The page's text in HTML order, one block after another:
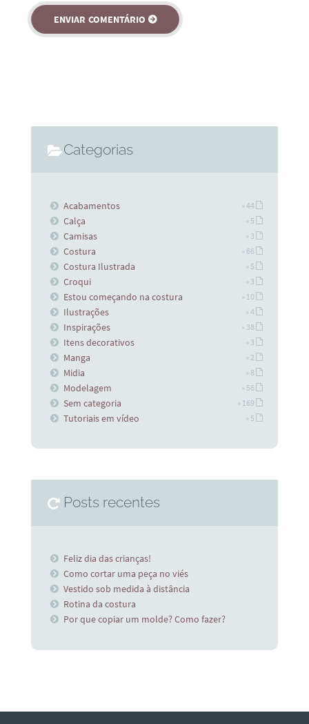
Categorias
Acabamentos » 44
Calça » 5
Camisas » 3
Costura » 66
Costura Ilustrada » 5
Croqui » 3
Estou começando na costura » 10
Ilustrações » 4
Inspirações » 38
Itens decorativos » 3
Manga » 2
Midia » 8
Modelagem » 56
Sem categoria » 169
Tutoriais em vídeo » 5
Posts recentes
Feliz dia das crianças!
Como cortar uma peça no viés
Vestido sob medida à distância
Rotina da costura
Por que copiar um molde? Como fazer?